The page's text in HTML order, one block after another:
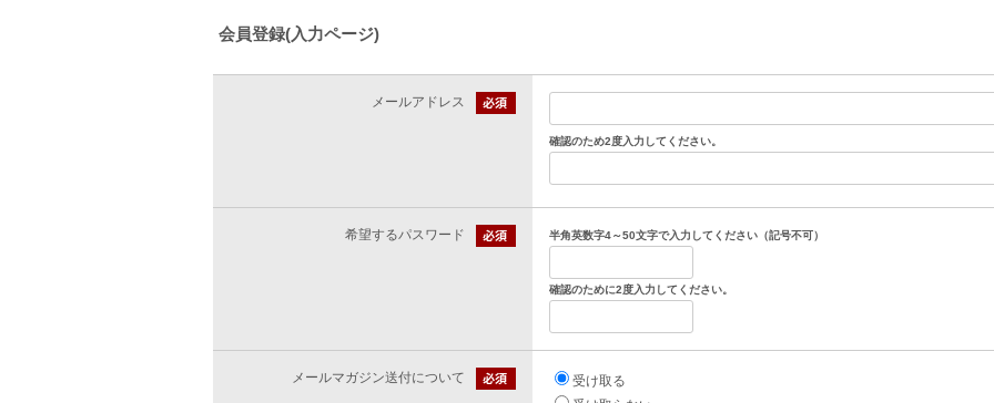
会員登録(入力ページ)
メールアドレス
確認のため2度入力してください。
希望するパスワード 半角英数字4～50文字で入力してください（記号不可）
確認のために2度入力してください。
メールマガジン送付について
受け取る